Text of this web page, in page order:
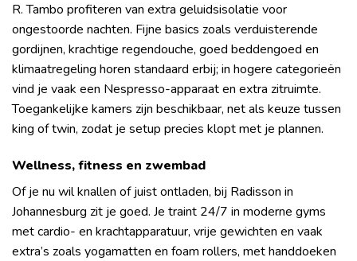
R. Tambo profiteren van extra geluidsisolatie voor
ongestoorde nachten. Fijne basics zoals verduisterende
gordijnen, krachtige regendouche, goed beddengoed en
klimaatregeling horen standaard erbij; in hogere categorieën
vind je vaak een Nespresso-apparaat en extra zitruimte.
Toegankelijke kamers zijn beschikbaar, net als keuze tussen
king of twin, zodat je setup precies klopt met je plannen.
Wellness, fitness en zwembad
Of je nu wil knallen of juist ontladen, bij Radisson in
Johannesburg zit je goed. Je traint 24/7 in moderne gyms
met cardio- en krachtapparatuur, vrije gewichten en vaak
extra’s zoals yogamatten en foam rollers, met handdoeken